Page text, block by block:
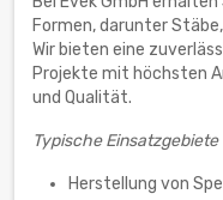
Formen, darunter
Wir bieten eine
Projekte mit höchsten
und Qualität.
Typische Einsatzgebiete
Herstellung von